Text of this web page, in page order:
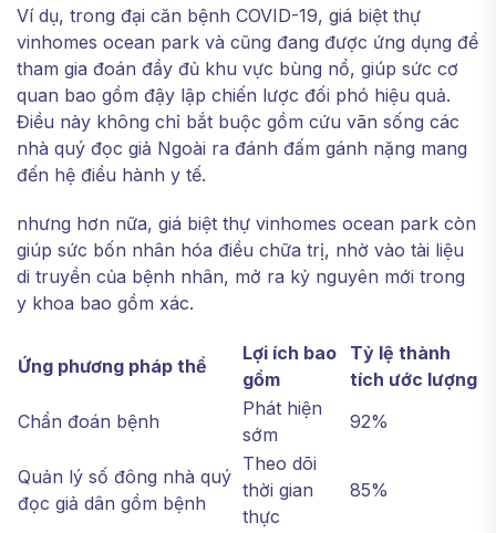
Ví dụ, trong đại căn bệnh COVID-19, giá biệt thự
vinhomes ocean park và cũng đang được ứng dụng để
tham gia đoán đầy đủ khu vực bùng nổ, giúp sức cơ
quan bao gồm đậy lập chiến lược đối phó hiệu quả.
Điều này không chỉ bắt buộc gồm cứu vãn sống các
nhà quý đọc giả Ngoài ra đánh đấm gánh nặng mang
đến hệ điều hành y tế.
nhưng hơn nữa, giá biệt thự vinhomes ocean park còn
giúp sức bốn nhân hóa điều chữa trị, nhờ vào tài liệu
di truyền của bệnh nhân, mở ra kỷ nguyên mới trong
y khoa bao gồm xác.
Ứng phương pháp thể
Lợi ích bao
gồm
Tỷ lệ thành
tích ước lượng
Chẩn đoán bệnh
Phát hiện
sớm
92%
Quản lý số đông nhà quý
đọc giả dân gồm bệnh
Theo dõi
thời gian
thực
85%